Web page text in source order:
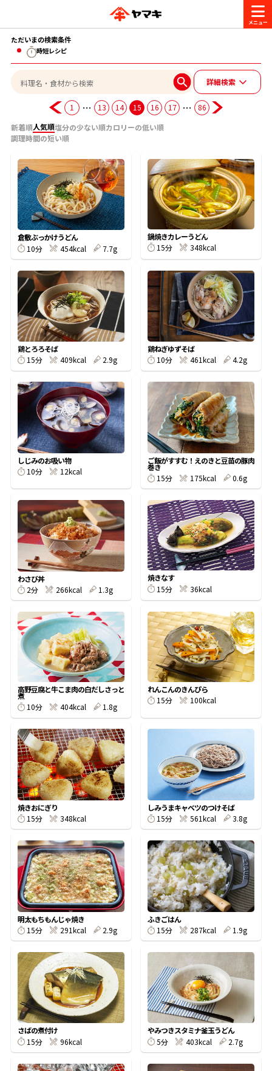
商品情報
ブランド一覧
ヤマキ『めんつゆ』 ヤマキ 割烹白だし
旨さ、別格。だし屋の鍋 韓福善シリーズ
サッと鍋® 楽チン鍋®
楽チン屋® ストレートつゆ
新鮮一番 『氷熟®』
『踊り節』
鰹節屋の
だしパック
だし粉
レシピ
おいしいレシピを探す
おいしいレシピトップ
主食レシピ
主菜レシピ
汁物レシピ
時短レシピ
おいしいレシピを商品から探す
かつお節レシピ
めんつゆレシピ
割烹白だしレシピ
レシピ特設サイト
割烹白だしレシピ特集
だし巻き卵特集
かつおだしが決め手！簡単茶碗蒸し
かつお節・だしを楽しむ
かつお節・だしを知る
だしの取り方
かつお節の削り方
かつお節・だしをもっと知る
ヤマキ かつお節プラス®
かつお節・だしを楽しむ
だしコミュ
CM・キャンペーン
キャンペーン一覧
企業・採用情報
企業情報
- 百年対話
- ヤマキ かつお節プラス®
採用情報
- ジョブリターン制
お問い合わせ
ヤマキお客様相談室
オンラインショップ
コミュニティサイト
Global
ただいまの検索条件
時短レシピ
詳細検索
1 … 13 14 15 16 17 …
86
新着順人気順塩分の少ない順カロリーの低い順
調理時間の短い順
倉敷ぶっかけうどん
10分
454kcal 7.7g
鍋焼きカレーうどん
15分
348kcal
鶏とろろそば
15分
409kcal 2.9g
鶏ねぎゆずそば
10分
461kcal 4.2g
しじみのお吸い物
10分
12kcal
ご飯がすすむ！えのきと豆苗の豚肉
巻き
15分
175kcal 0.6g
わさび丼
2分
266kcal 1.3g
焼きなす
15分
36kcal
高野豆腐と牛こま肉の白だしさっと
煮
10分
404kcal 1.8g
れんこんのきんぴら
15分
100kcal
焼きおにぎり
15分
348kcal
しみうまキャベツのつけそば
15分
561kcal 3.8g
明太もちもんじゃ焼き
15分
291kcal 2.9g
ふきごはん
15分
287kcal 1.9g
さばの煮付け
15分
96kcal
やみつきスタミナ釜玉うどん
5分
403kcal 2.7g